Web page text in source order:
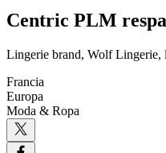
Centric PLM
Lingerie brand, Wolf Lingerie,
Francia
Europa
Moda & Ropa